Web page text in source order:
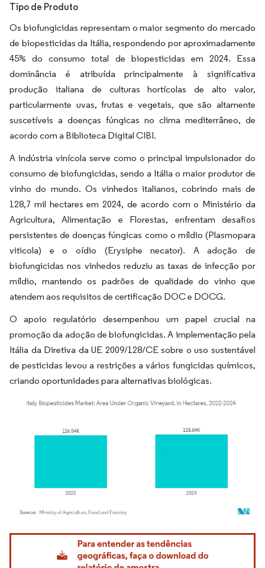
Tipo de Produto
Os biofungicidas representam o maior segmento do mercado
de biopesticidas da Itália, respondendo por aproximadamente
45% do consumo total de biopesticidas em 2024. Essa
dominância é atribuída principalmente à significativa
produção italiana de culturas hortícolas de alto valor,
particularmente uvas, frutas e vegetais, que são altamente
suscetíveis a doenças fúngicas no clima mediterrâneo, de
acordo com a Biblioteca Digital CIBI.
A indústria vinícola serve como o principal impulsionador do
consumo de biofungicidas, sendo a Itália o maior produtor de
vinho do mundo. Os vinhedos italianos, cobrindo mais de
128,7 mil hectares em 2024, de acordo com o Ministério da
Agricultura, Alimentação e Florestas, enfrentam desafios
persistentes de doenças fúngicas como o míldio (Plasmopara
viticola) e o oídio (Erysiphe necator). A adoção de
biofungicidas nos vinhedos reduziu as taxas de infecção por
míldio, mantendo os padrões de qualidade do vinho que
atendem aos requisitos de certificação DOC e DOCG.
O apoio regulatório desempenhou um papel crucial na
promoção da adoção de biofungicidas. A implementação pela
Itália da Diretiva da UE 2009/128/CE sobre o uso sustentável
de pesticidas levou a restrições a vários fungicidas químicos,
criando oportunidades para alternativas biológicas.
Imagem © Mordor Intelligence. O reuso requer atribuição conforme CC BY 4.0.